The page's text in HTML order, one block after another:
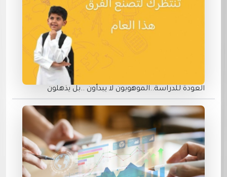
العودة للدراسة..الموهوبون لا يبدأون ..بل يذهلون